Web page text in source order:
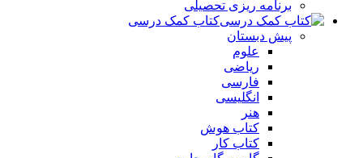
برنامه ریزی تحصیلی
کتاب کمک درسی
پیش دبستان
علوم
ریاضی
فارسی
انگلیسی
هنر
کتاب هوش
کتاب کار